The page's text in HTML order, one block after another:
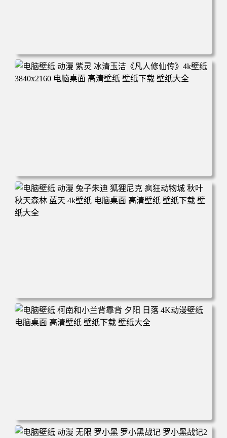
电脑壁纸 动漫 凡人修仙传 韩立 结婴 4k壁纸 3840x2160 电
脑桌面 高清壁纸 壁纸下载 壁纸大全
电脑壁纸 动漫 紫灵 冰清玉洁《凡人修仙传》4k壁纸 3840x2
160 电脑桌面 高清壁纸 壁纸下载 壁纸大全
电脑壁纸 动漫 兔子朱迪 狐狸尼克 疯狂动物城 秋叶 秋天森
林 蓝天 4k壁纸 电脑桌面 高清壁纸 壁纸下载 壁纸大全
电脑壁纸 柯南和小兰背靠背 夕阳 日落 4K动漫壁纸 电脑桌